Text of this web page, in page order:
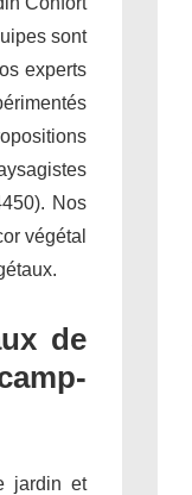
sont
experts
Nos
végétal
de
jardin et